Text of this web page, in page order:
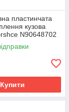
пластинчата
кузова
N90648702
Купити